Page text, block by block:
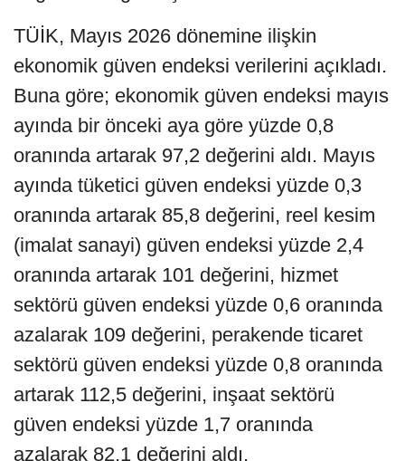
TÜİK, Mayıs 2026 dönemine ilişkin
ekonomik güven endeksi verilerini açıkladı.
Buna göre; ekonomik güven endeksi mayıs
ayında bir önceki aya göre yüzde 0,8
oranında artarak 97,2 değerini aldı. Mayıs
ayında tüketici güven endeksi yüzde 0,3
oranında artarak 85,8 değerini, reel kesim
(imalat sanayi) güven endeksi yüzde 2,4
oranında artarak 101 değerini, hizmet
sektörü güven endeksi yüzde 0,6 oranında
azalarak 109 değerini, perakende ticaret
sektörü güven endeksi yüzde 0,8 oranında
artarak 112,5 değerini, inşaat sektörü
güven endeksi yüzde 1,7 oranında
azalarak 82,1 değerini aldı.